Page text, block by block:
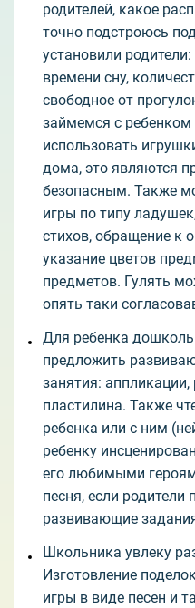
родителей, какое
точно подстроюсь
установили
времени сну,
свободное от
займемся с
использовать
дома, это являются
безопасным. Также
игры по типу
стихов, обращение к
указание цветов
предметов. Гулять
опять таки
Для ребенка
предложить
занятия: аппликации,
пластилина. Также
ребенка или с ним
ребенку
его любимыми
песня, если
развивающие
Школьника увлеку
Изготовление
игры в виде песен и